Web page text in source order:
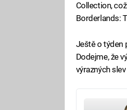
Collection,
Borderlands:
Ještě o týden
Dodejme, že
výrazných